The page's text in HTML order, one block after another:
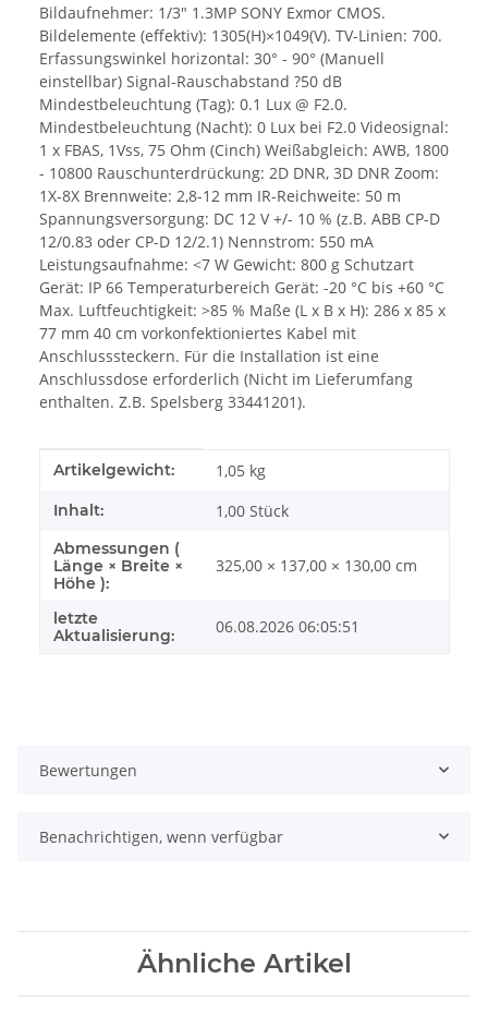
Bildaufnehmer: 1/3" 1.3MP SONY Exmor CMOS.
Bildelemente (effektiv): 1305(H)×1049(V). TV-Linien: 700.
Erfassungswinkel horizontal: 30° - 90° (Manuell
einstellbar) Signal-Rauschabstand ?50 dB
Mindestbeleuchtung (Tag): 0.1 Lux @ F2.0.
Mindestbeleuchtung (Nacht): 0 Lux bei F2.0 Videosignal:
1 x FBAS, 1Vss, 75 Ohm (Cinch) Weißabgleich: AWB, 1800
- 10800 Rauschunterdrückung: 2D DNR, 3D DNR Zoom:
1X-8X Brennweite: 2,8-12 mm IR-Reichweite: 50 m
Spannungsversorgung: DC 12 V +/- 10 % (z.B. ABB CP-D
12/0.83 oder CP-D 12/2.1) Nennstrom: 550 mA
Leistungsaufnahme: <7 W Gewicht: 800 g Schutzart
Gerät: IP 66 Temperaturbereich Gerät: -20 °C bis +60 °C
Max. Luftfeuchtigkeit: >85 % Maße (L x B x H): 286 x 85 x
77 mm 40 cm vorkonfektioniertes Kabel mit
Anschlusssteckern. Für die Installation ist eine
Anschlussdose erforderlich (Nicht im Lieferumfang
enthalten. Z.B. Spelsberg 33441201).
Produkteigenschaft
Wert
Artikelgewicht: 1,05 kg
Inhalt: 1,00 Stück
Abmessungen (
Länge × Breite ×
Höhe ):
325,00 × 137,00 × 130,00 cm
letzte
Aktualisierung:
06.08.2026 06:05:51
Bewertungen
Benachrichtigen, wenn verfügbar
Ähnliche Artikel